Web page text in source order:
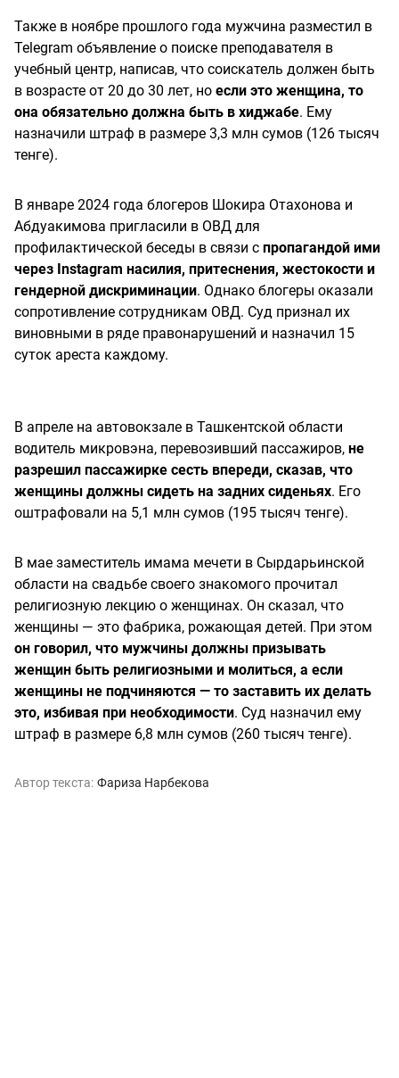
Также в ноябре прошлого года мужчина разместил в
Telegram объявление о поиске преподавателя в
учебный центр, написав, что соискатель должен быть
в возрасте от 20 до 30 лет, но если это женщина, то
она обязательно должна быть в хиджабе. Ему
назначили штраф в размере 3,3 млн сумов (126 тысяч
тенге).
В январе 2024 года блогеров Шокира Отахонова и
Абдуакимова пригласили в ОВД для
профилактической беседы в связи с пропагандой ими
через Instagram насилия, притеснения, жестокости и
гендерной дискриминации. Однако блогеры оказали
сопротивление сотрудникам ОВД. Суд признал их
виновными в ряде правонарушений и назначил 15
суток ареста каждому.
В апреле на автовокзале в Ташкентской области
водитель микровэна, перевозивший пассажиров, не
разрешил пассажирке сесть впереди, сказав, что
женщины должны сидеть на задних сиденьях. Его
оштрафовали на 5,1 млн сумов (195 тысяч тенге).
В мае заместитель имама мечети в Сырдарьинской
области на свадьбе своего знакомого прочитал
религиозную лекцию о женщинах. Он сказал, что
женщины — это фабрика, рожающая детей. При этом
он говорил, что мужчины должны призывать
женщин быть религиозными и молиться, а если
женщины не подчиняются — то заставить их делать
это, избивая при необходимости. Суд назначил ему
штраф в размере 6,8 млн сумов (260 тысяч тенге).
Автор текста: Фариза Нарбекова